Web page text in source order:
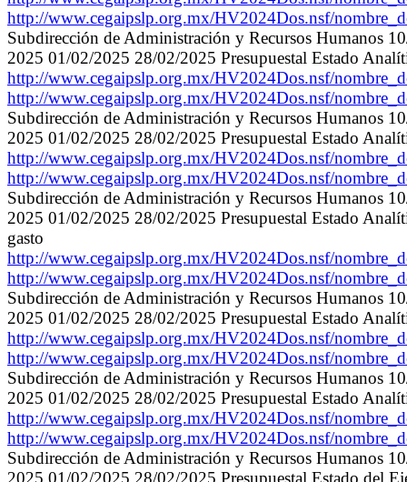
http://www.cegaipslp.org.mx/HV2024Dos.nsf/
Subdirección de Administración y Recursos Humanos
2025 01/02/2025 28/02/2025 Presupuestal Estado
http://www.cegaipslp.org.mx/HV2024Dos.nsf/
http://www.cegaipslp.org.mx/HV2024Dos.nsf/
Subdirección de Administración y Recursos Humanos
2025 01/02/2025 28/02/2025 Presupuestal Estado
http://www.cegaipslp.org.mx/HV2024Dos.nsf/
http://www.cegaipslp.org.mx/HV2024Dos.nsf/
Subdirección de Administración y Recursos Humanos
2025 01/02/2025 28/02/2025 Presupuestal Estado
gasto
http://www.cegaipslp.org.mx/HV2024Dos.nsf/
http://www.cegaipslp.org.mx/HV2024Dos.nsf/
Subdirección de Administración y Recursos Humanos
2025 01/02/2025 28/02/2025 Presupuestal Estado
http://www.cegaipslp.org.mx/HV2024Dos.nsf/
http://www.cegaipslp.org.mx/HV2024Dos.nsf/
Subdirección de Administración y Recursos Humanos
2025 01/02/2025 28/02/2025 Presupuestal Estado
http://www.cegaipslp.org.mx/HV2024Dos.nsf/
http://www.cegaipslp.org.mx/HV2024Dos.nsf/
Subdirección de Administración y Recursos Humanos
2025 01/02/2025 28/02/2025 Presupuestal Estado del